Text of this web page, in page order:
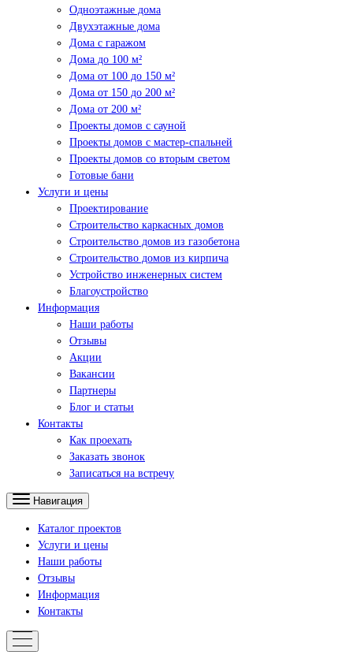
Одноэтажные дома
Двухэтажные дома
Дома с гаражом
Дома до 100 м²
Дома от 100 до 150 м²
Дома от 150 до 200 м²
Дома от 200 м²
Проекты домов с сауной
Проекты домов с мастер-спальней
Проекты домов со вторым светом
Готовые бани
Услуги и цены
Проектирование
Строительство каркасных домов
Строительство домов из газобетона
Строительство домов из кирпича
Устройство инженерных систем
Благоустройство
Информация
Наши работы
Отзывы
Акции
Вакансии
Партнеры
Блог и статьи
Контакты
Как проехать
Заказать звонок
Записаться на встречу
Навигация
Каталог проектов
Услуги и цены
Наши работы
Отзывы
Информация
Контакты